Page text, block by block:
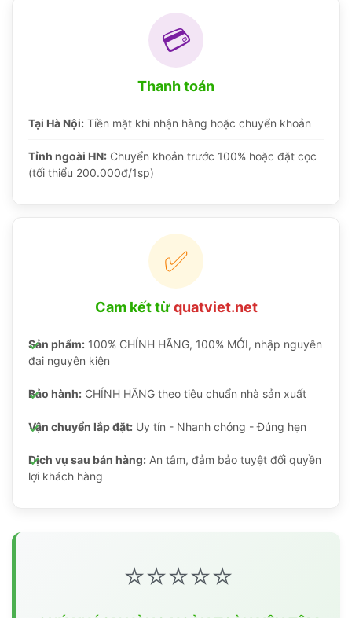
💳
Thanh toán
Tại Hà Nội: Tiền mặt khi nhận hàng hoặc chuyển khoản
Tỉnh ngoài HN: Chuyển khoản trước 100% hoặc đặt cọc
(tối thiểu 200.000đ/1sp)
✅
Cam kết từquatviet.net
Sản phẩm: 100% CHÍNH HÃNG, 100% MỚI, nhập nguyên
đai nguyên kiện
Bảo hành: CHÍNH HÃNG theo tiêu chuẩn nhà sản xuất
Vận chuyển lắp đặt: Uy tín - Nhanh chóng - Đúng hẹn
Dịch vụ sau bán hàng: An tâm, đảm bảo tuyệt đối quyền
lợi khách hàng
⭐⭐⭐⭐⭐